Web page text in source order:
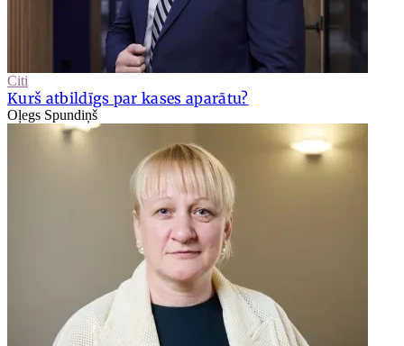
Citi
Kurš atbildīgs par kases aparātu?
Oļegs Spundiņš